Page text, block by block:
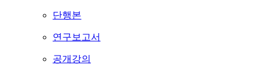
단행본
연구보고서
공개강의